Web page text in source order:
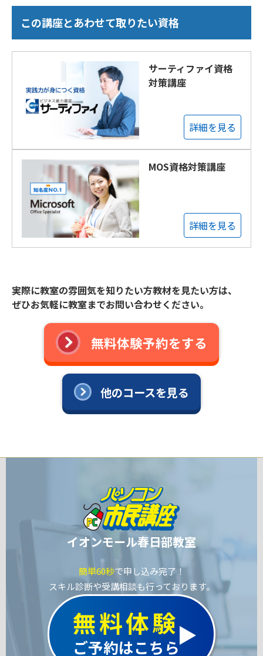
この講座とあわせて取りたい資格
サーティファイ資格
対策講座
詳細を見る
MOS資格対策講座
詳細を見る
実際に教室の雰囲気を知りたい方教材を見たい方は、
ぜひお気軽に教室までお問い合わせください。
無料体験予約をする
他のコースを見る
イオンモール春日部教室
簡単60秒で申し込み完了！
スキル診断や受講相談も行っております。
無料体験
ご予約はこちら